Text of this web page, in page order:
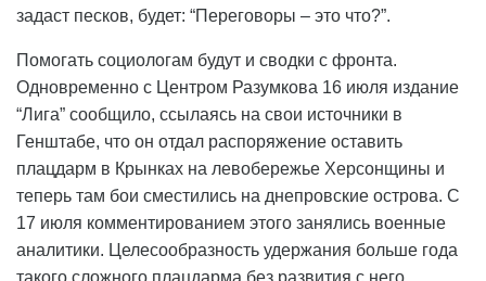
задаст песков, будет: “Переговоры – это что?”.
Помогать социологам будут и сводки с фронта.
Одновременно с Центром Разумкова 16 июля издание
“Лига” сообщило, ссылаясь на свои источники в
Генштабе, что он отдал распоряжение оставить
плацдарм в Крынках на левобережье Херсонщины и
теперь там бои сместились на днепровские острова. С
17 июля комментированием этого занялись военные
аналитики. Целесообразность удержания больше года